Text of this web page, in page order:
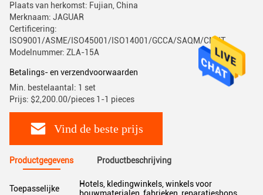
Plaats van herkomst: Fujian, China
Merknaam: JAGUAR
Certificering:
ISO9001/ASME/ISO45001/ISO14001/GCCA/SAQM/CMIIT
Modelnummer: ZLA-15A
Betalings- en verzendvoorwaarden
Min. bestelaantal: 1 set
Prijs: $2,200.00/pieces 1-1 pieces
Vind de beste prijs
Productgegevens Productbeschrijving
Toepasselijke
Hotels, kledingwinkels, winkels voor